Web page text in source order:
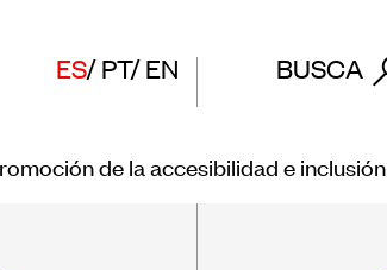
ES PT EN BUSCA
de la accesibilidad e inclusión